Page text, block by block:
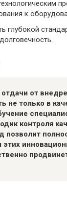
к
глубокой
от
не только в
контроля
позволит
этих